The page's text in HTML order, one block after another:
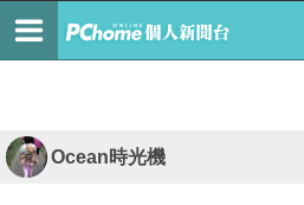
Ocean時光機